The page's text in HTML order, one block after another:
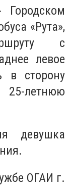
«Рута»,
с
левое
в сторону
25-летнюю
девушка
ОГАИ г.